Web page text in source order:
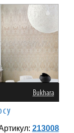
Bukhara
213008